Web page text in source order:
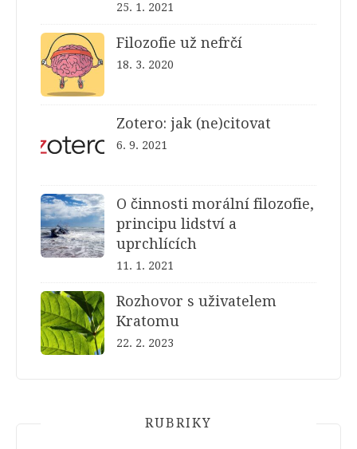
25. 1. 2021
Filozofie už nefrčí
18. 3. 2020
Zotero: jak (ne)citovat
6. 9. 2021
O činnosti morální filozofie,
principu lidství a
uprchlících
11. 1. 2021
Rozhovor s uživatelem
Kratomu
22. 2. 2023
RUBRIKY